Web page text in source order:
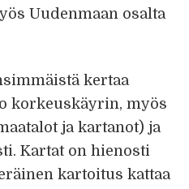
Uudenmaan osalta
kertaa
korkeuskäyrin, myös
ja kartanot) ja
Kartat on hienosti
kartoitus kattaa